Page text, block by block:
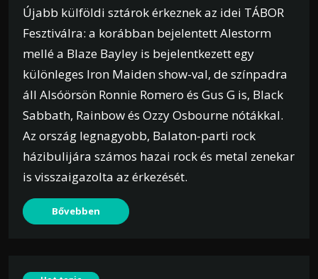
Újabb külföldi sztárok érkeznek az idei TÁBOR
Fesztiválra: a korábban bejelentett Alestorm
mellé a Blaze Bayley is bejelentkezett egy
különleges Iron Maiden show-val, de színpadra
áll Alsóörsön Ronnie Romero és Gus G is, Black
Sabbath, Rainbow és Ozzy Osbourne nótákkal.
Az ország legnagyobb, Balaton-parti rock
házibulijára számos hazai rock és metal zenekar
is visszaigazolta az érkezését.
Bővebben